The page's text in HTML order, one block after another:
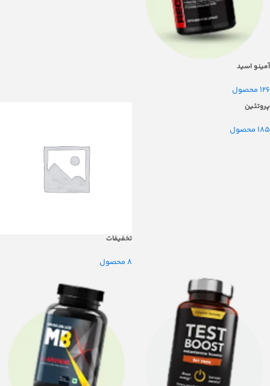
آمینو اسید
126 محصول
پروتئین
185 محصول
تخفیفات
8 محصول